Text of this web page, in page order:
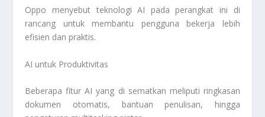
Oppo menyebut teknologi AI pada perangkat ini di
rancang untuk membantu pengguna bekerja lebih
efisien dan praktis.
AI untuk Produktivitas
Beberapa fitur AI yang di sematkan meliputi ringkasan
dokumen otomatis, bantuan penulisan, hingga